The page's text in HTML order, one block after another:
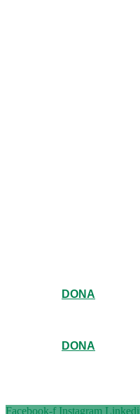
DONA
DONA
Facebook-f Instagram